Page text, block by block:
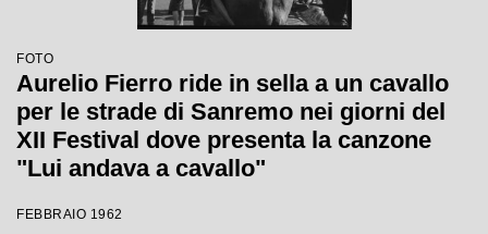
FOTO
Aurelio Fierro ride in sella a un cavallo
per le strade di Sanremo nei giorni del
XII Festival dove presenta la canzone
"Lui andava a cavallo"
FEBBRAIO 1962